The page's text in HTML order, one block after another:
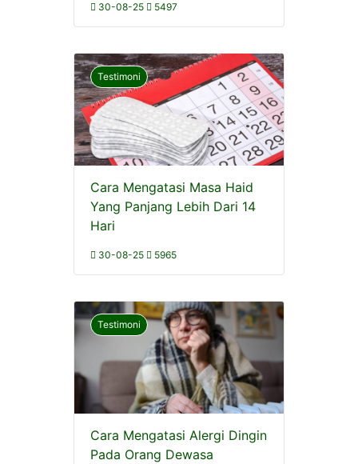
30-08-25 5497
Testimoni
Cara Mengatasi Masa Haid
Yang Panjang Lebih Dari 14
Hari
30-08-25 5965
Testimoni
Cara Mengatasi Alergi Dingin
Pada Orang Dewasa